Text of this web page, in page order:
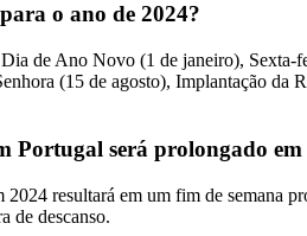
o ano de 2024?
de Ano Novo (1 de janeiro),
(15 de agosto), Implantação
Portugal será prolongado em
resultará em um fim de semana
de descanso.